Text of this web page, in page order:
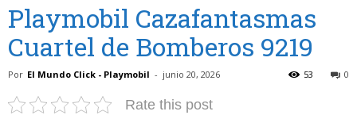
Playmobil Cazafantasmas
Cuartel de Bomberos 9219
Por El Mundo Click - Playmobil - junio 20, 2026 0
53
Rate this post